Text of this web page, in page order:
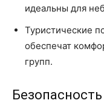
идеальны для
Туристические
обеспечат
групп.